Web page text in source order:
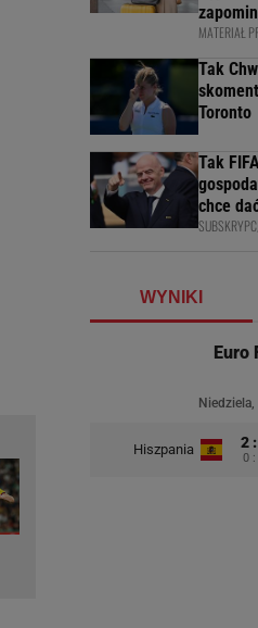
MATERIAŁ
Tak
Toronto
Tak
chce
WYNIKI
Euro
Hiszpania 2
0 :